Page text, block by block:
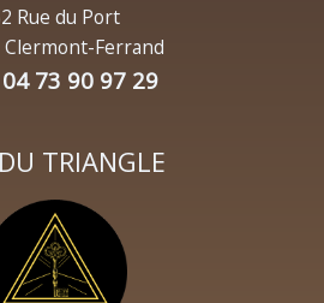
Rue du Port
Clermont-Ferrand
73 90 97 29
TRIANGLE